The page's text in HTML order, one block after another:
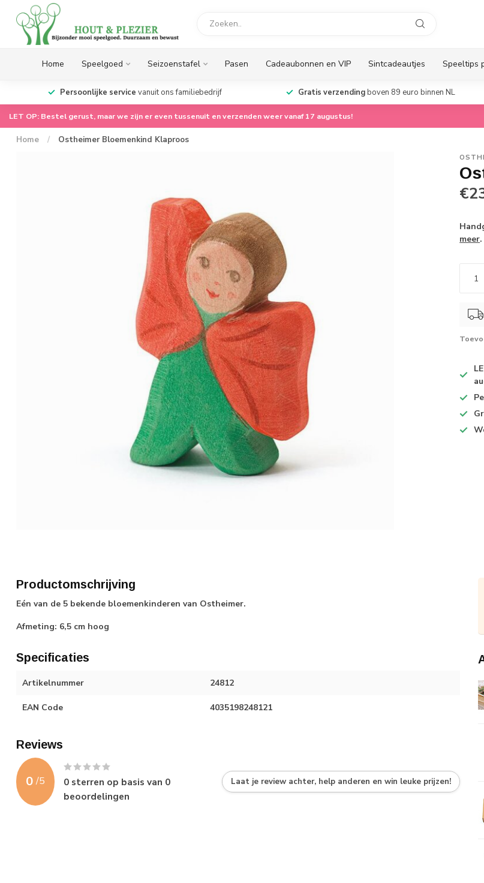
Home Speelgoed Seizoenstafel Pasen Cadeaubonnen en VIP Sintcadeautjes Speeltips
Persoonlijke service vanuit ons familiebedrijf Gratis verzendingboven 89 euro binnen NL
LET OP: Bestel gerust, maar we zijn er even tussenuit en verzenden weer vanaf 17 augustus!
Home / Ostheimer Bloemenkind Klaproos
meer.
Productomschrijving
Eén van de 5 bekende bloemenkinderen van Ostheimer.
Afmeting: 6,5 cm hoog
Specificaties
Artikelnummer 24812
EAN Code 4035198248121
Reviews
0 /5 0 sterren op basis van 0
beoordelingen
Laat je review achter, help anderen en win leuke prijzen!